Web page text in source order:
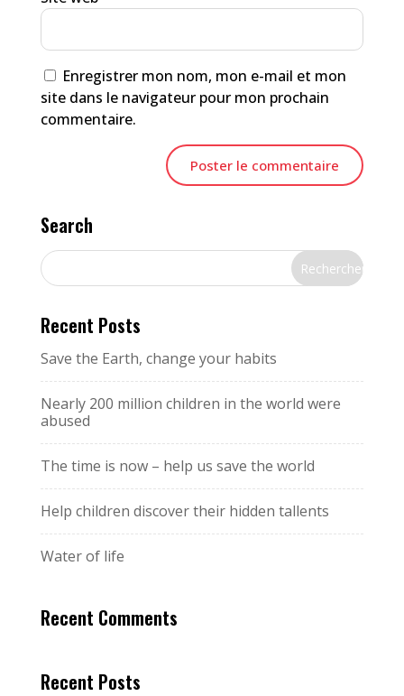
Enregistrer mon nom, mon e-mail et mon
site dans le navigateur pour mon prochain
commentaire.
Search
Recent Posts
Save the Earth, change your habits
Nearly 200 million children in the world were
abused
The time is now – help us save the world
Help children discover their hidden tallents
Water of life
Recent Comments
Recent Posts